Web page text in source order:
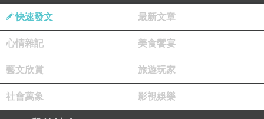
交屋是房子的減法，
剪髮是人的減法。
走到某個階段，
快速發文 最新文章
心情雜記 美食饗宴
藝文欣賞 旅遊玩家
社會萬象 影視娛樂